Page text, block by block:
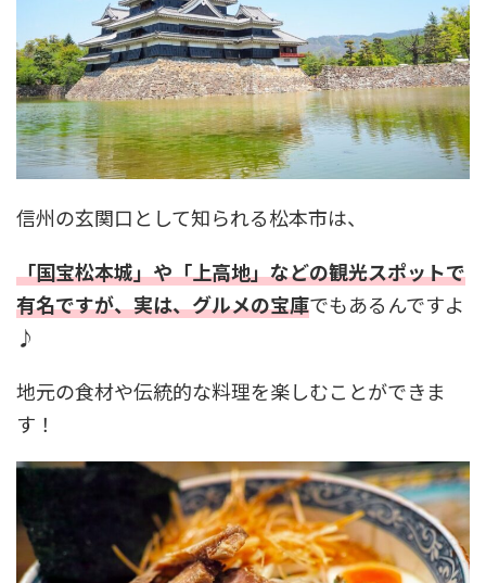
信州の玄関口として知られる松本市は、
「国宝松本城」や「上高地」などの観光スポットで
有名ですが、実は、グルメの宝庫でもあるんですよ
♪
地元の食材や伝統的な料理を楽しむことができま
す！